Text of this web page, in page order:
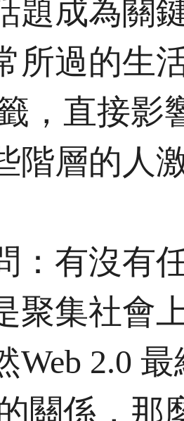
題成為關
所過的生
，直接影
階層的人
：有沒有
聚集社會
Web 2.0
關係，那